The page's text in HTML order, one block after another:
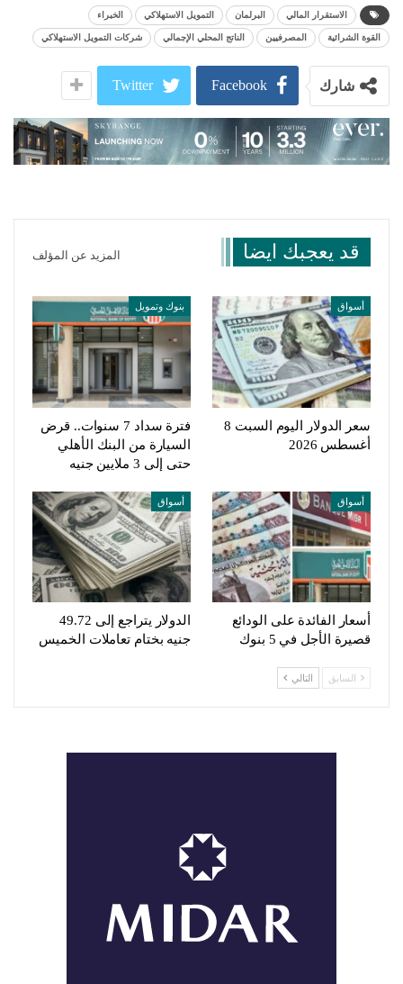
الاستقرار المالي البرلمان التمويل الاستهلاكي الخبراء
القوة الشرائية المصرفيين الناتج المحلي الإجمالي شركات التمويل الاستهلاكي
شارك Facebook
Twitter
قد يعجبك ايضا المزيد عن المؤلف
أسواق
سعر الدولار اليوم السبت 8
أغسطس 2026
بنوك وتمويل
فترة سداد 7 سنوات.. قرض
السيارة من البنك الأهلي
حتى إلى 3 ملايين جنيه
أسواق
أسعار الفائدة على الودائع
قصيرة الأجل في 5 بنوك
أسواق
الدولار يتراجع إلى 49.72
جنيه بختام تعاملات الخميس
السابق التالي